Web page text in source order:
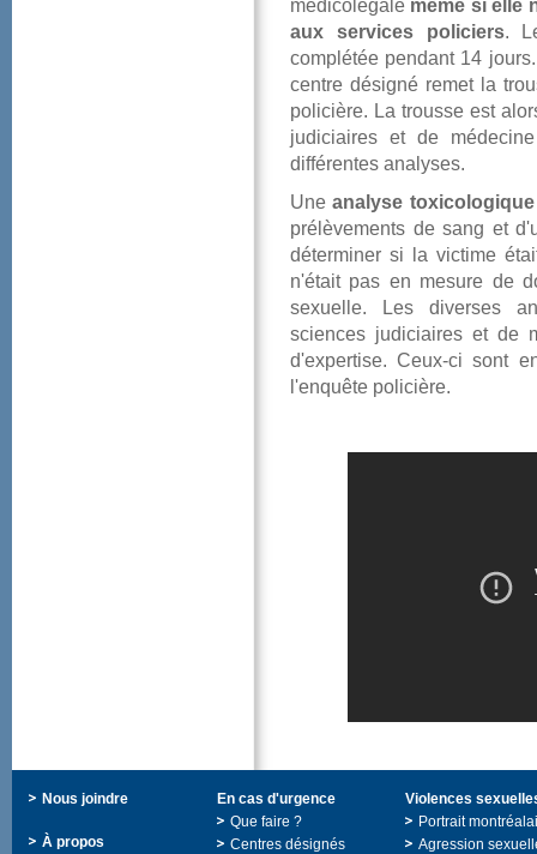
médicolégale
auxservicespoliciers
différentesanalyses.
Uneanalysetoxicologique
d'expertise.Ceux-
l'enquêtepolicière.
Nousjoindre
Àpropos
Encasd'urgence
Quefaire?
Centresdésignés